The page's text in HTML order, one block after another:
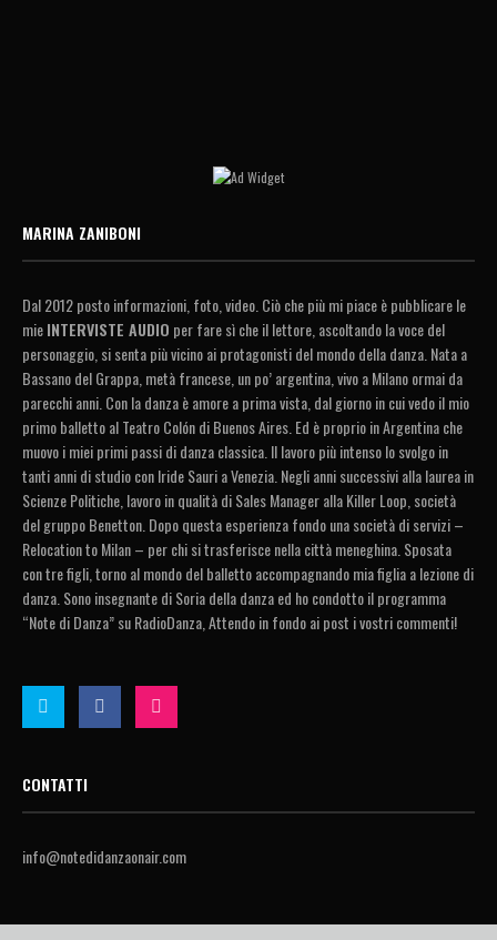
MARINA ZANIBONI
Dal 2012 posto informazioni, foto, video. Ciò che più mi piace è pubblicare le
mieINTERVISTE AUDIO per fare sì che il lettore, ascoltando la voce del
personaggio, si senta più vicino ai protagonisti del mondo della danza. Nata a
Bassano del Grappa, metà francese, un po’ argentina, vivo a Milano ormai da
parecchi anni. Con la danza è amore a prima vista, dal giorno in cui vedo il mio
primo balletto al Teatro Colón di Buenos Aires. Ed è proprio in Argentina che
muovo i miei primi passi di danza classica. Il lavoro più intenso lo svolgo in
tanti anni di studio con Iride Sauri a Venezia. Negli anni successivi alla laurea in
Scienze Politiche, lavoro in qualità di Sales Manager alla Killer Loop, società
del gruppo Benetton. Dopo questa esperienza fondo una società di servizi –
Relocation to Milan – per chi si trasferisce nella città meneghina. Sposata
con tre figli, torno al mondo del balletto accompagnando mia figlia a lezione di
danza. Sono insegnante di Soria della danza ed ho condotto il programma
“Note di Danza” su RadioDanza, Attendo in fondo ai post i vostri commenti!
CONTATTI
info@notedidanzaonair.com